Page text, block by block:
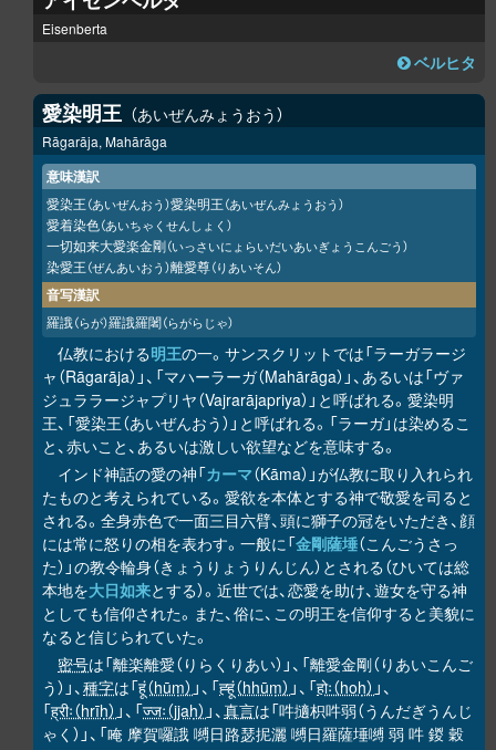
Eisenberta
ベルヒタ
愛染明王 あいぜんみょうおう
Rāgarāja, Mahārāga
意味漢訳
愛染王（あいぜんおう）愛染明王（あいぜんみょうおう）
愛着染色（あいちゃくせんしょく）
一切如来大愛楽金剛（いっさいにょらいだいあいぎょうこんごう）
染愛王（ぜんあいおう）離愛尊（りあいそん）
音写漢訳
羅誐（らが）羅誐羅闍（らがらじゃ）
仏教における明王の一。サンスクリットでは「ラーガラージ
ャ（Rāgarāja）」、「マハーラーガ（Mahārāga）」、あるいは「ヴァ
ジュララージャプリヤ（Vajrarājapriya）」と呼ばれる。愛染明
王、「愛染王（あいぜんおう）」と呼ばれる。「ラーガ」は染めるこ
と、赤いこと、あるいは激しい欲望などを意味する。
インド神話の愛の神「カーマ（Kāma）」が仏教に取り入れられ
たものと考えられている。愛欲を本体とする神で敬愛を司ると
される。全身赤色で一面三目六臂、頭に獅子の冠をいただき、顔
には常に怒りの相を表わす。一般に「金剛薩埵（こんごうさっ
た）」の教令輪身（きょうりょうりんじん）とされる（ひいては総
本地を大日如来とする）。近世では、恋愛を助け、遊女を守る神
としても信仰された。また、俗に、この明王を信仰すると美貌に
なると信じられていた。
密号は「離楽離愛（りらくりあい）」、「離愛金剛（りあいこんご
う）」、種字は「हूं（hūṃ） 」、「ह्हूं（hhūṃ） 」、「होः（hoḥ） 」、
「ह्रीः（hrīḥ） 」、「ज्जः（jjaḥ） 」、真言は「吽擿枳吽弱（うんだぎうんじ
ゃく）」、「唵 摩賀囉誐 嚩日路瑟抳灑 嚩日羅薩埵嚩 弱 吽 鍐 穀